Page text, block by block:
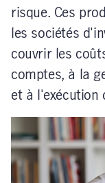
risque. Ces
les sociétés
couvrir les
comptes, à la
et à l'exécution